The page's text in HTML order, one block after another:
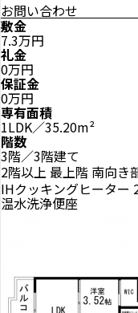
お問い合わせ
敷金
7.3万円
礼金
0万円
保証金
0万円
専有面積
1LDK／35.20m²
階数
3階／3階建て
2階以上 最上階 南向き
IHクッキングヒーター
温水洗浄便座